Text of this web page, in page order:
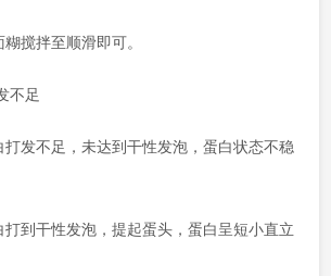
拌至顺滑即可。
足
不足，未达到干性发泡，蛋白状态不稳
干性发泡，提起蛋头，蛋白呈短小直立